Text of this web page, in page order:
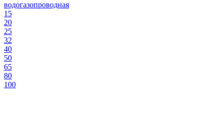
водогазопроводная
15
20
25
32
40
50
65
80
100